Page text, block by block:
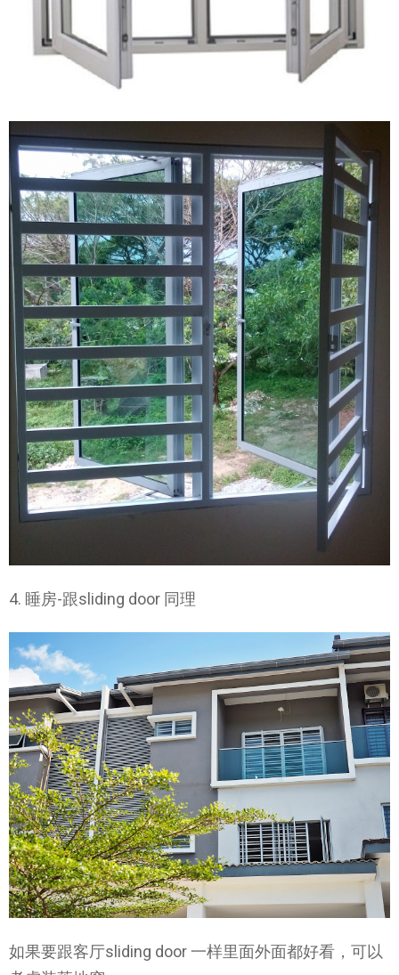
4. 睡房-跟sliding door 同理
如果要跟客厅sliding door 一样里面外面都好看，可以